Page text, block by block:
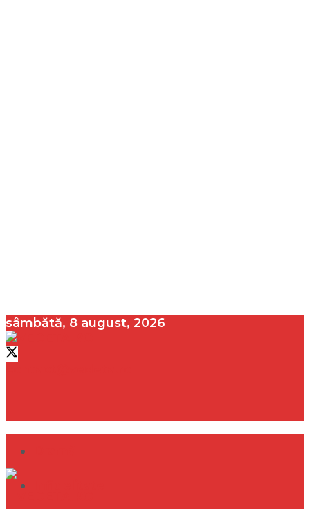
sâmbătă, 8 august, 2026